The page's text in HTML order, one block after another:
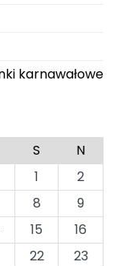
karnawałowe
S
N
1
2
8
9
15
16
22
23